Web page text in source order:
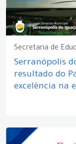
Secretaria de
Serranópolis
resultado do
excelência na